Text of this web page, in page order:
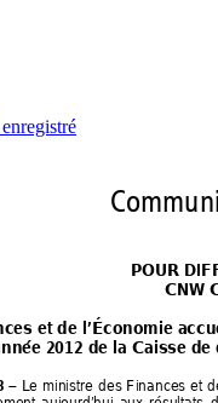
POUR
CNW
et de l’Économie
2012 de la Caisse
 Le ministre des Finances et